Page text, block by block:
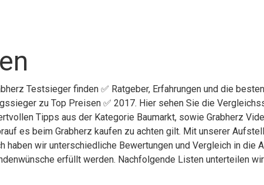
Testsieger finden ✅ Ratgeber, Erfahrungen und die
zu Top Preisen ✅ 2017. Hier sehen Sie die
Tipps aus der Kategorie Baumarkt, sowie Grabherz
es beim Grabherz kaufen zu achten gilt. Mit unserer
haben wir unterschiedliche Bewertungen und Vergleich in die
erfüllt werden. Nachfolgende Listen unterteilen